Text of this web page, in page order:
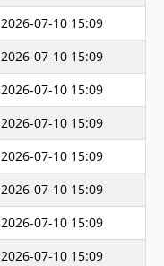
2026-07-10 15:09
2026-07-10 15:09
2026-07-10 15:09
2026-07-10 15:09
2026-07-10 15:09
2026-07-10 15:09
2026-07-10 15:09
2026-07-10 15:09